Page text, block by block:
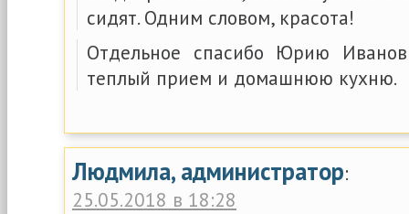
сидят. Одним словом, красота!
Отдельное спасибо Юрию
теплый прием и домашнюю кухню.
Людмила, администратор:
25.05.2018 в 18:28